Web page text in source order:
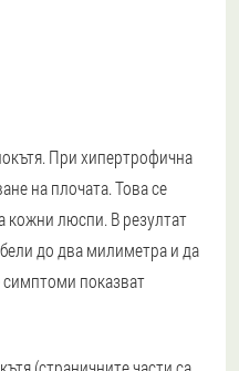
При хипертрофична
на плочата. Това се
кожни люспи. В резултат
до два милиметра и да
показват